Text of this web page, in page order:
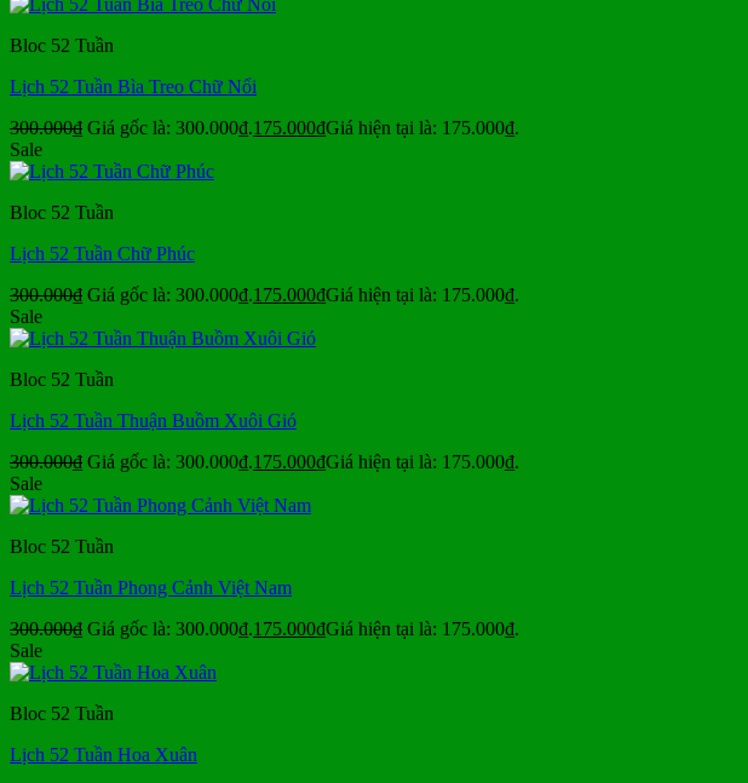
Bloc 52 Tuần
Lịch 52 Tuần Bìa Treo Chữ Nổi
300.000₫ Giá gốc là: 300.000₫.175.000₫Giá hiện tại là: 175.000₫.
Sale
Bloc 52 Tuần
Lịch 52 Tuần Chữ Phúc
300.000₫ Giá gốc là: 300.000₫.175.000₫Giá hiện tại là: 175.000₫.
Sale
Bloc 52 Tuần
Lịch 52 Tuần Thuận Buồm Xuôi Gió
300.000₫ Giá gốc là: 300.000₫.175.000₫Giá hiện tại là: 175.000₫.
Sale
Bloc 52 Tuần
Lịch 52 Tuần Phong Cảnh Việt Nam
300.000₫ Giá gốc là: 300.000₫.175.000₫Giá hiện tại là: 175.000₫.
Sale
Bloc 52 Tuần
Lịch 52 Tuần Hoa Xuân